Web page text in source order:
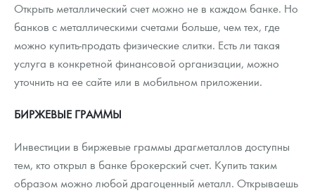
Открыть металлический счет можно не в каждом банке. Но
банков с металлическими счетами больше, чем тех, где
можно купить-продать физические слитки. Есть ли такая
услуга в конкретной финансовой организации, можно
уточнить на ее сайте или в мобильном приложении.
БИРЖЕВЫЕ ГРАММЫ
Инвестиции в биржевые граммы драгметаллов доступны
тем, кто открыл в банке брокерский счет. Купить таким
образом можно любой драгоценный металл. Открываешь